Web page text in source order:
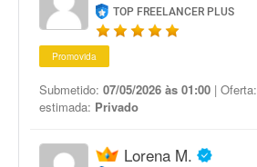
TOP FREELANCER PLUS
Promovida
Submetido: 07/05/2026 às 01:00 | Oferta:
estimada: Privado
Lorena M.